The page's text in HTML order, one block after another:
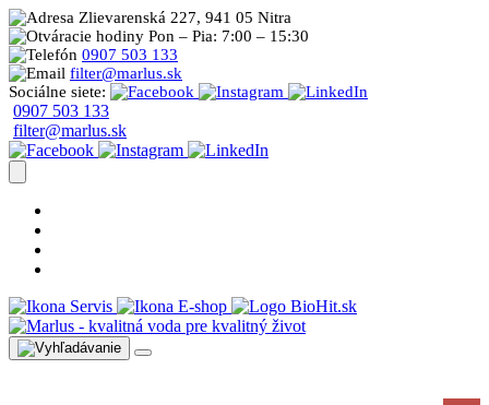
Zlievarenská 227, 941 05 Nitra
Pon – Pia: 7:00 – 15:30
0907 503 133
filter@marlus.sk
Sociálne siete:
0907 503 133
filter@marlus.sk
Servis E-shop